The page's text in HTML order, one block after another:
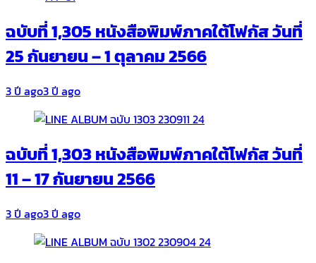
ฉบับที่ 1,305 หนังสือพิมพ์ภาคใต้โฟกัส วันที่
25 กันยายน – 1 ตุลาคม 2566
3 ปี ago3 ปี ago
ฉบับที่ 1,303 หนังสือพิมพ์ภาคใต้โฟกัส วันที่
11 – 17 กันยายน 2566
3 ปี ago3 ปี ago